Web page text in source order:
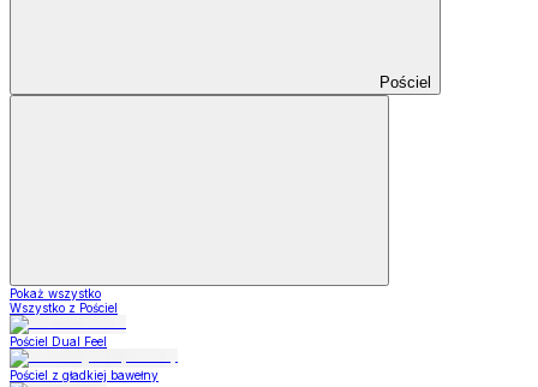
Pościel
Pokaż wszystko
Wszystko z Pościel
Pościel Dual Feel
Pościel z gładkiej bawełny